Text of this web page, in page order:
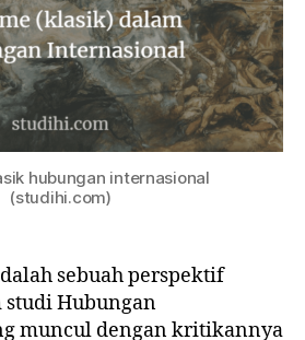
hubungan internasional
(studihi.com)
sebuah perspektif
Hubungan
muncul dengan kritikannya